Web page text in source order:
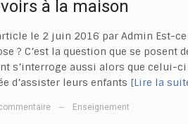
à la maison
le 2 juin 2016 par Admin Est-
? C’est la question que se posent
s’interroge aussi alors que celui-
d’assister leurs enfants [Lire la
— Enseignement